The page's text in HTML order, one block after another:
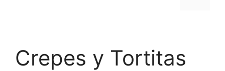
Crepes y Tortitas